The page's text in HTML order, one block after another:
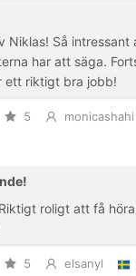
Niklas! Så intressant
har att säga.
ett riktigt bra jobb!
5 monicashahi
roligt att få
5 elsanyl